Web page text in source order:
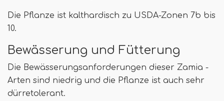
Die Pflanze ist kalthardisch zu USDA-Zonen 7b bis
10.
Bewässerung und Fütterung
Die Bewässerungsanforderungen dieser Zamia -
Arten sind niedrig und die Pflanze ist auch sehr
dürretolerant.